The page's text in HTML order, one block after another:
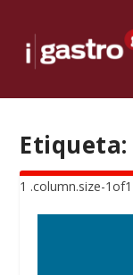
Etiqueta: